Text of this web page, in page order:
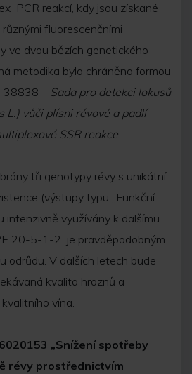
PCR reakcí, kdy jsou získané
fluorescenčními
ve dvou bězích genetického
metodika byla chráněna formou
38838 – Sada pro detekci lokusů
L.) vůči plísni révové a padlí
SSR reakce.
tři genotypy révy s unikátní
(výstupy typu „Funkční
intenzivně využívány k dalšímu
20-5-1-2 je pravděpodobným
odrůdu. V dalších letech bude
kvalita hroznů a
vína.
„Snížení spotřeby
révy prostřednictvím